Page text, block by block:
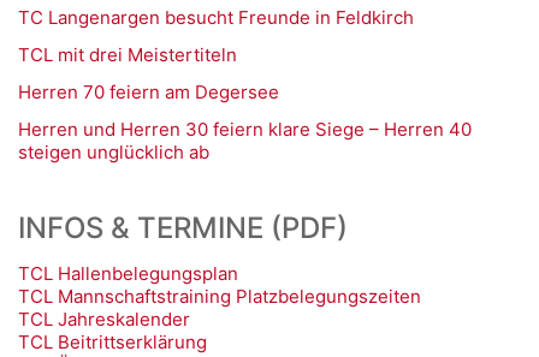
TC Langenargen besucht Freunde in Feldkirch
TCL mit drei Meistertiteln
Herren 70 feiern am Degersee
Herren und Herren 30 feiern klare Siege – Herren 40
steigen unglücklich ab
INFOS & TERMINE (PDF)
TCL Hallenbelegungsplan
TCL Mannschaftstraining Platzbelegungszeiten
TCL Jahreskalender
TCL Beitrittserklärung